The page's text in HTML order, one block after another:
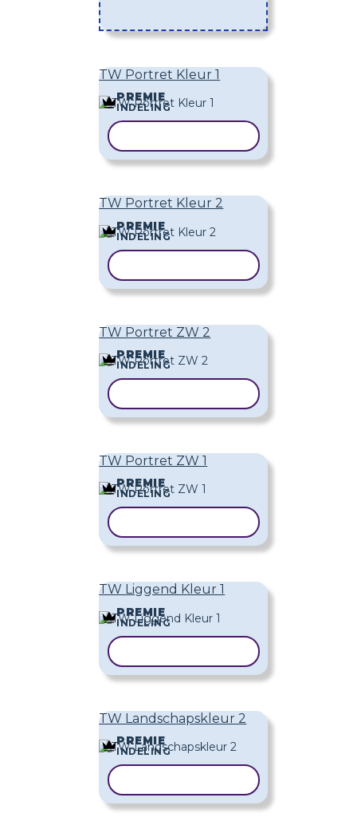
TW Portret Kleur 1
PREMIE
INDELING
TW Portret Kleur 2
PREMIE
INDELING
TW Portret ZW 2
PREMIE
INDELING
TW Portret ZW 1
PREMIE
INDELING
TW Liggend Kleur 1
PREMIE
INDELING
TW Landschapskleur 2
PREMIE
INDELING